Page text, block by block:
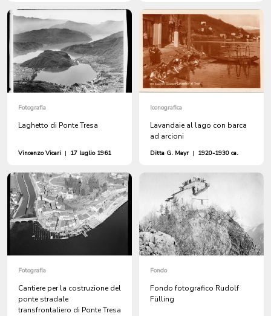
Fotografia
Laghetto di Ponte Tresa
Vincenzo Vicari | 17 luglio 1961
Iconografica
Lavandaie al lago con barca
ad arcioni
Ditta G. Mayr | 1920-1930 ca.
Fotografia
Cantiere per la costruzione del
ponte stradale
transfrontaliero di Ponte Tresa
Fondo
Fondo fotografico Rudolf
Fülling